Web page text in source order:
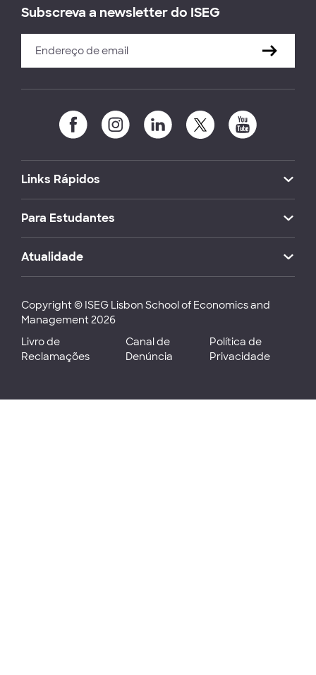
Subscreva a newsletter do ISEG
Links Rápidos
Para Estudantes
Atualidade
Copyright © ISEG Lisbon School of Economics and
Management 2026
Livro de
Reclamações
Canal de
Denúncia
Política de
Privacidade